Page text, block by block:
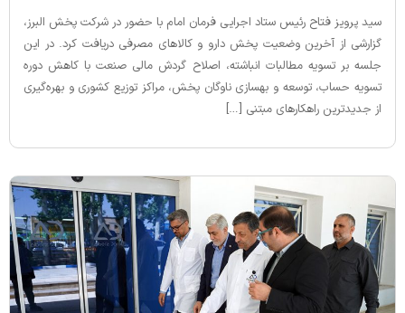
سید پرویز فتاح رئیس ستاد اجرایی فرمان امام با حضور در شرکت پخش البرز،
گزارشی از آخرین وضعیت پخش دارو و کالاهای مصرفی دریافت کرد. در این
جلسه بر تسویه مطالبات انباشته، اصلاح گردش مالی صنعت با کاهش دوره
تسویه حساب، توسعه و بهسازی ناوگان پخش، مراکز توزیع کشوری و بهره‌گیری
از جدیدترین راهکارهای مبتنی […]